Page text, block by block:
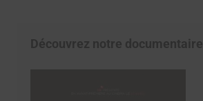
Découvrez notre documentaire